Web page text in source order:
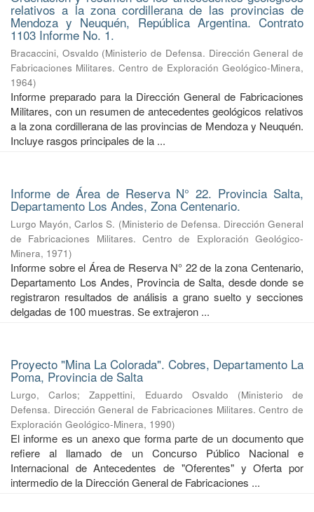
relativos a la zona cordillerana de las provincias de
Mendoza y Neuquén, República Argentina. Contrato
1103 Informe No. 1.
Bracaccini, Osvaldo (Ministerio de Defensa. Dirección General de
Fabricaciones Militares. Centro de Exploración Geológico-Minera,
1964)
Informe preparado para la Dirección General de Fabricaciones
Militares, con un resumen de antecedentes geológicos relativos
a la zona cordillerana de las provincias de Mendoza y Neuquén.
Incluye rasgos principales de la ...
Informe de Área de Reserva N° 22. Provincia Salta,
Departamento Los Andes, Zona Centenario.
Lurgo Mayón, Carlos S. (Ministerio de Defensa. Dirección General
de Fabricaciones Militares. Centro de Exploración Geológico-
Minera, 1971)
Informe sobre el Área de Reserva N° 22 de la zona Centenario,
Departamento Los Andes, Provincia de Salta, desde donde se
registraron resultados de análisis a grano suelto y secciones
delgadas de 100 muestras. Se extrajeron ...
Proyecto "Mina La Colorada". Cobres, Departamento La
Poma, Provincia de Salta
Lurgo, Carlos;Zappettini, Eduardo Osvaldo (Ministerio de
Defensa. Dirección General de Fabricaciones Militares. Centro de
Exploración Geológico-Minera, 1990)
El informe es un anexo que forma parte de un documento que
refiere al llamado de un Concurso Público Nacional e
Internacional de Antecedentes de "Oferentes" y Oferta por
intermedio de la Dirección General de Fabricaciones ...